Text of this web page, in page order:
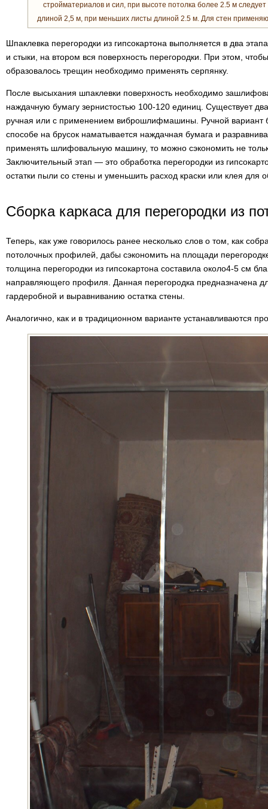
стройматериалов и сил, при высоте потолка более 2.5 м
длиной 2,5 м, при меньших листы длиной 2.5 м. Для стен
Шпаклевка перегородки из гипсокартона выполняется в два
и стыки, на втором вся поверхность перегородки. При этом,
образовалось трещин необходимо применять серпянку.
После высыхания шпаклевки поверхность необходимо
наждачную бумагу зернистостью 100-120 единиц. Существует
ручная или с применением виброшлифмашины. Ручной вариант
способе на брусок наматывается наждачная бумага и
применять шлифовальную машину, то можно сэкономить не
Заключительный этап — это обработка перегородки из
остатки пыли со стены и уменьшить расход краски или клея для
Сборка каркаса для перегородки из
Теперь, как уже говорилось ранее несколько слов о том, как
потолочных профилей, дабы сэкономить на площади
толщина перегородки из гипсокартона составила около4-5 см
направляющего профиля. Данная перегородка предназначена
гардеробной и выравниванию остатка стены.
Аналогично, как и в традиционном варианте устанавливаются